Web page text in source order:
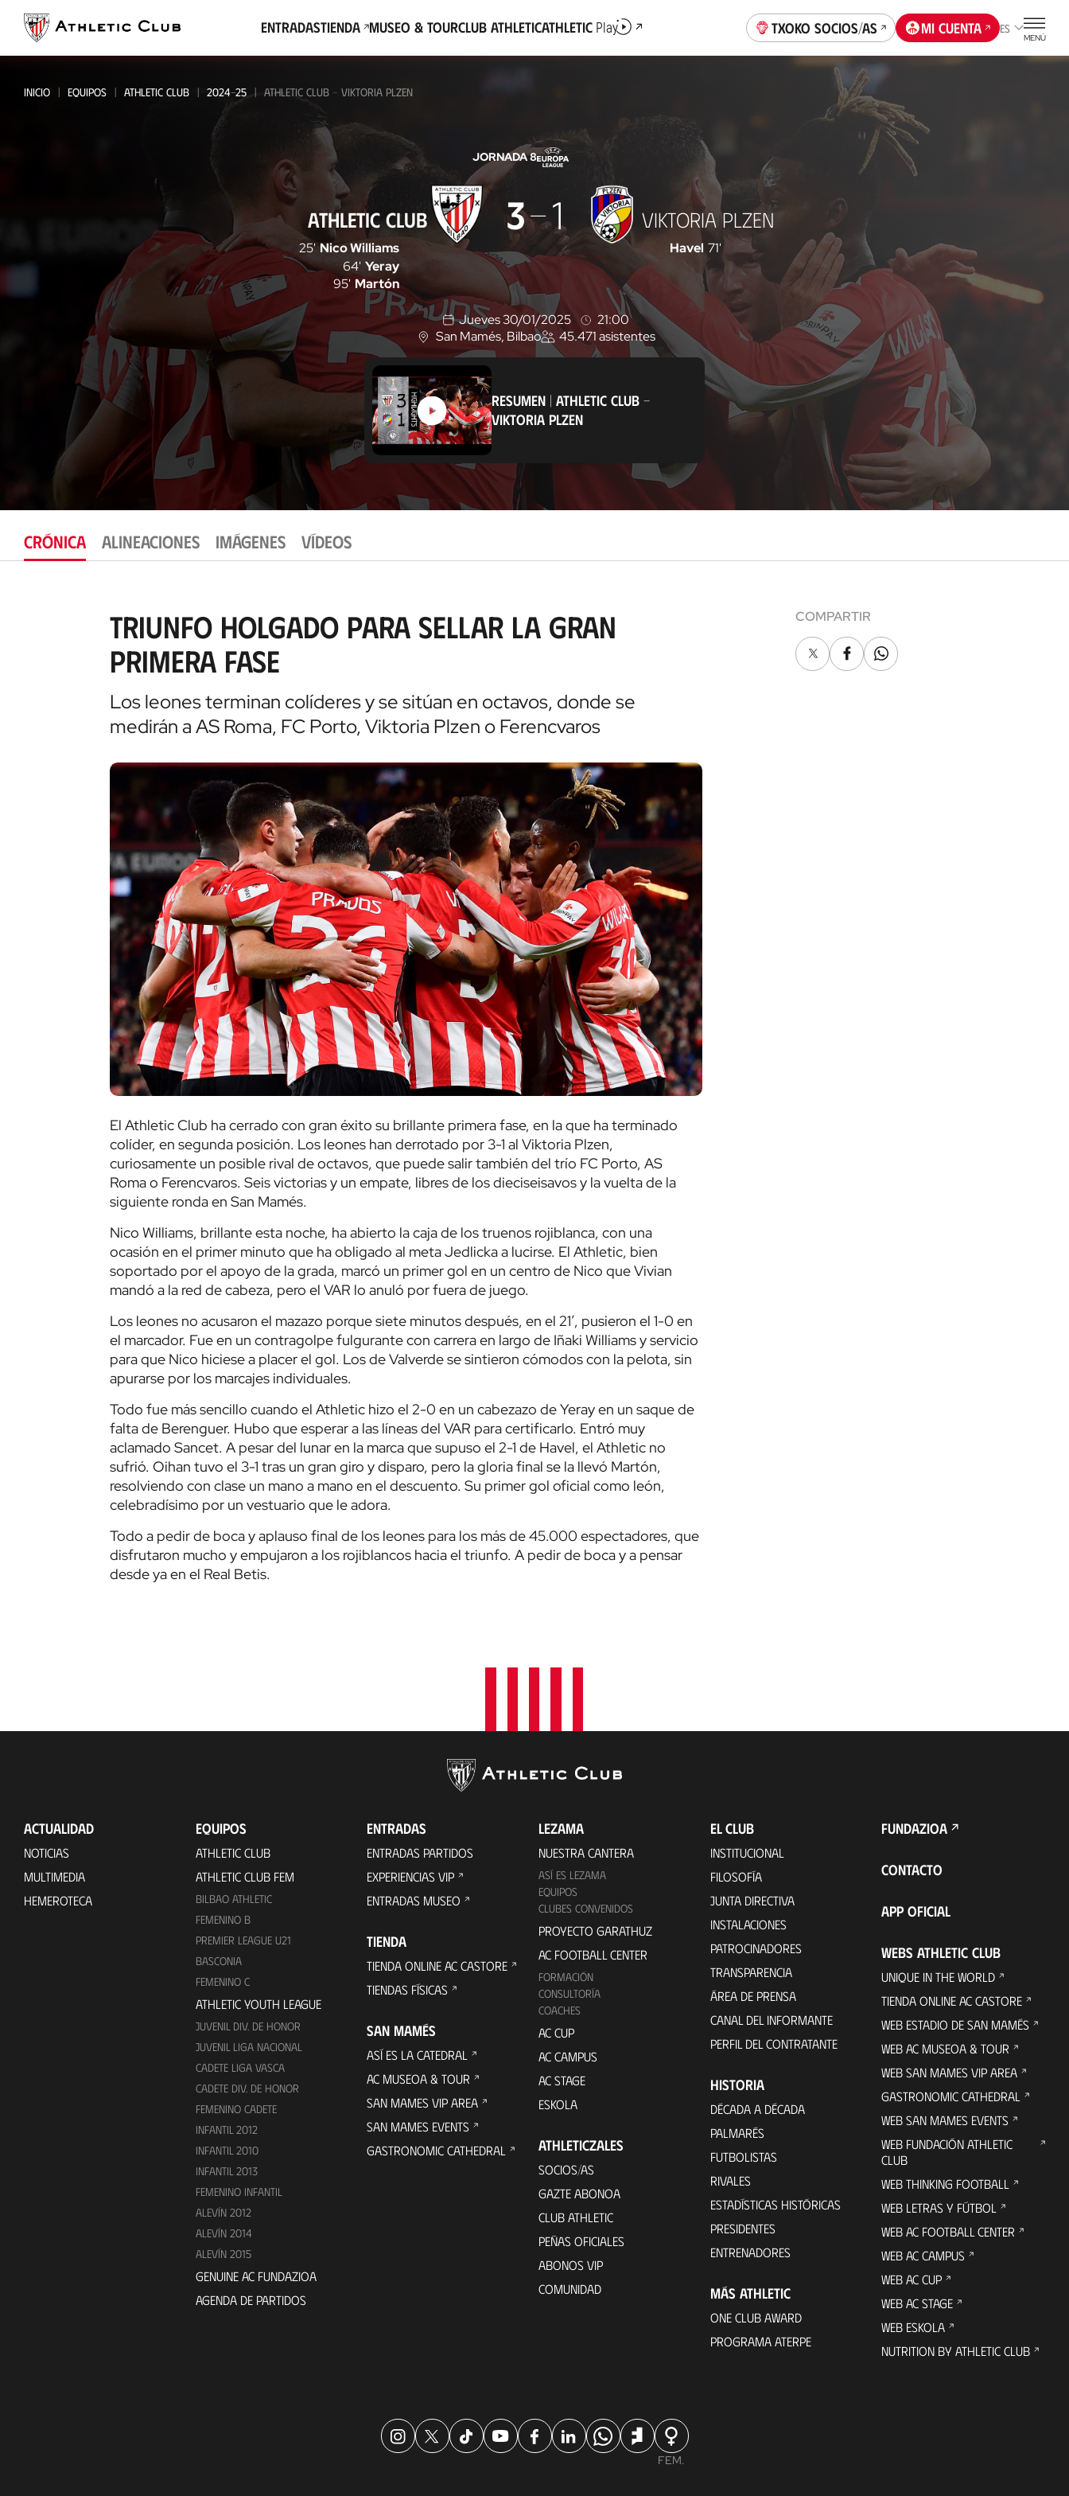
contenido
principal
EntradasTienda Museo & TourClub AthleticAthletic Play Txoko socios/as Mi cuenta ES
MENÚ
INICIO EQUIPOS ATHLETIC CLUB 2024-25 ATHLETIC CLUB - VIKTORIA PLZEN
JORNADA 8
Plzen
ATHLETIC CLUB 3 1 VIKTORIA PLZEN
25' Nico Williams
64' Yeray
95' Martón
Havel 71'
Jueves 30/01/2025
21:00
U
b
i
c
a
c
i
ó
n
San Mamés, Bilbao 45.471asistentes
RESUMEN | ATHLETIC CLUB -
VIKTORIA PLZEN
CRÓNICA ALINEACIONES IMÁGENES VÍDEOS
Triunfo holgado para sellar la gran
primera fase
Los leones terminan colíderes y se sitúan en octavos, donde se
medirán a AS Roma, FC Porto, Viktoria Plzen o Ferencvaros
El Athletic Club ha cerrado con gran éxito su brillante primera fase, en la que ha terminado
colíder, en segunda posición. Los leones han derrotado por 3-1 al Viktoria Plzen,
curiosamente un posible rival de octavos, que puede salir también del trío FC Porto, AS
Roma o Ferencvaros. Seis victorias y un empate, libres de los dieciseisavos y la vuelta de la
siguiente ronda en San Mamés.
Nico Williams, brillante esta noche, ha abierto la caja de los truenos rojiblanca, con una
ocasión en el primer minuto que ha obligado al meta Jedlicka a lucirse. El Athletic, bien
soportado por el apoyo de la grada, marcó un primer gol en un centro de Nico que Vivian
mandó a la red de cabeza, pero el VAR lo anuló por fuera de juego.
Los leones no acusaron el mazazo porque siete minutos después, en el 21’, pusieron el 1-0 en
el marcador. Fue en un contragolpe fulgurante con carrera en largo de Iñaki Williams y servicio
para que Nico hiciese a placer el gol. Los de Valverde se sintieron cómodos con la pelota, sin
apurarse por los marcajes individuales.
Todo fue más sencillo cuando el Athletic hizo el 2-0 en un cabezazo de Yeray en un saque de
falta de Berenguer. Hubo que esperar a las líneas del VAR para certificarlo. Entró muy
aclamado Sancet. A pesar del lunar en la marca que supuso el 2-1 de Havel, el Athletic no
sufrió. Oihan tuvo el 3-1 tras un gran giro y disparo, pero la gloria final se la llevó Martón,
resolviendo con clase un mano a mano en el descuento. Su primer gol oficial como león,
celebradísimo por un vestuario que le adora.
Todo a pedir de boca y aplauso final de los leones para los más de 45.000 espectadores, que
disfrutaron mucho y empujaron a los rojiblancos hacia el triunfo. A pedir de boca y a pensar
desde ya en el Real Betis.
COMPARTIR
X FacebookWhatsapp
ACTUALIDAD
NOTICIAS
MULTIMEDIA
HEMEROTECA
EQUIPOS
ATHLETIC CLUB
ATHLETIC CLUB FEM
BILBAO ATHLETIC
FEMENINO B
PREMIER LEAGUE U21
BASCONIA
FEMENINO C
ATHLETIC YOUTH LEAGUE
JUVENIL DIV. DE HONOR
JUVENIL LIGA NACIONAL
CADETE LIGA VASCA
CADETE DIV. DE HONOR
FEMENINO CADETE
INFANTIL 2012
INFANTIL 2010
INFANTIL 2013
FEMENINO INFANTIL
ALEVÍN 2012
ALEVÍN 2014
ALEVÍN 2015
GENUINE AC FUNDAZIOA
AGENDA DE PARTIDOS
ENTRADAS
ENTRADAS PARTIDOS
EXPERIENCIAS VIP
ENTRADAS MUSEO
TIENDA
TIENDA ONLINE AC CASTORE
TIENDAS FÍSICAS
SAN MAMÉS
ASÍ ES LA CATEDRAL
AC MUSEOA & TOUR
SAN MAMES VIP AREA
SAN MAMES EVENTS
GASTRONOMIC CATHEDRAL
LEZAMA
NUESTRA CANTERA
ASÍ ES LEZAMA
EQUIPOS
CLUBES CONVENIDOS
PROYECTO GARATHUZ
AC FOOTBALL CENTER
FORMACIÓN
CONSULTORÍA
COACHES
AC CUP
AC CAMPUS
AC STAGE
ESKOLA
ATHLETICZALES
SOCIOS/AS
GAZTE ABONOA
CLUB ATHLETIC
PEÑAS OFICIALES
ABONOS VIP
COMUNIDAD
EL CLUB
INSTITUCIONAL
FILOSOFÍA
JUNTA DIRECTIVA
INSTALACIONES
PATROCINADORES
TRANSPARENCIA
ÁREA DE PRENSA
CANAL DEL INFORMANTE
PERFIL DEL CONTRATANTE
HISTORIA
DÉCADA A DÉCADA
PALMARÉS
FUTBOLISTAS
RIVALES
ESTADÍSTICAS HISTÓRICAS
PRESIDENTES
ENTRENADORES
MÁS ATHLETIC
ONE CLUB AWARD
PROGRAMA ATERPE
FUNDAZIOA
CONTACTO
APP OFICIAL
WEBS ATHLETIC CLUB
UNIQUE IN THE WORLD
TIENDA ONLINE AC CASTORE
WEB ESTADIO DE SAN MAMÉS
WEB AC MUSEOA & TOUR
WEB SAN MAMES VIP AREA
GASTRONOMIC CATHEDRAL
WEB SAN MAMES EVENTS
WEB FUNDACIÓN ATHLETIC
CLUB
WEB THINKING FOOTBALL
WEB LETRAS Y FÚTBOL
WEB AC FOOTBALL CENTER
WEB AC CAMPUS
WEB AC CUP
WEB AC STAGE
WEB ESKOLA
NUTRITION BY ATHLETIC CLUB
FEM.